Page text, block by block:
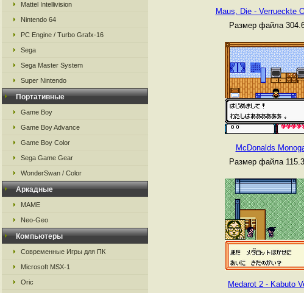
Mattel Intellivision
Nintendo 64
PC Engine / Turbo Grafx-16
Sega
Sega Master System
Super Nintendo
Портативные
Game Boy
Game Boy Advance
Game Boy Color
Sega Game Gear
WonderSwan / Color
Аркадные
MAME
Neo-Geo
Компьютеры
Современные Игры для ПК
Microsoft MSX-1
Oric
Maus, Die - Verrueckte
Размер файла
McDonalds
Размер файла
Medarot 2 - Kabuto